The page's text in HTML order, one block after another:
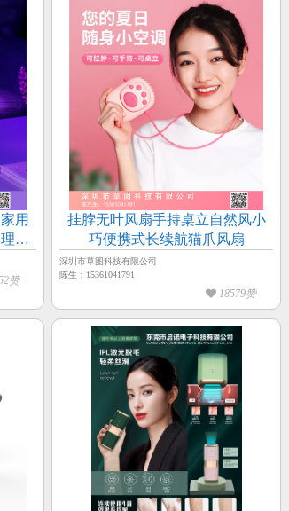
用
灭
赞
挂脖无叶风扇手持桌立自然风小
巧便携式长续航猫爪风扇
深圳市草图科技有限公司
陈生：15361041791
18579赞